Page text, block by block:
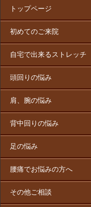
トップページ
初めてのご来院
自宅で出来るストレッチ
頭回りの悩み
肩、腕の悩み
背中回りの悩み
足の悩み
腰痛でお悩みの方へ
その他ご相談